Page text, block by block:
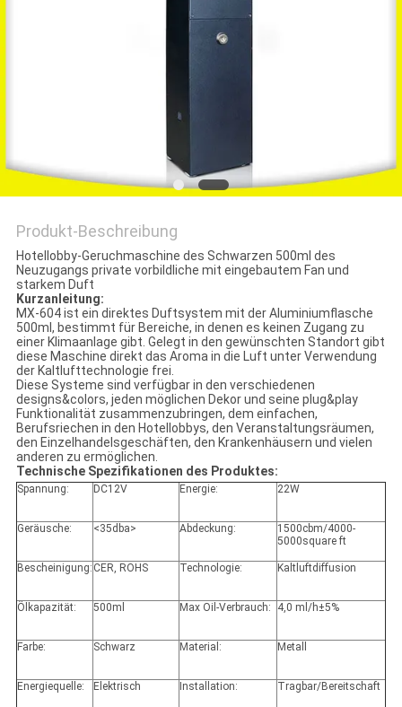
Produkt-Beschreibung
Hotellobby-Geruchmaschine des Schwarzen 500ml des
Neuzugangs private vorbildliche mit eingebautem Fan und
starkem Duft
Kurzanleitung:
MX-604 ist ein direktes Duftsystem mit der Aluminiumflasche
500ml, bestimmt für Bereiche, in denen es keinen Zugang zu
einer Klimaanlage gibt. Gelegt in den gewünschten Standort gibt
diese Maschine direkt das Aroma in die Luft unter Verwendung
der Kaltlufttechnologie frei.
Diese Systeme sind verfügbar in den verschiedenen
designs&colors, jeden möglichen Dekor und seine plug&play
Funktionalität zusammenzubringen, dem einfachen,
Berufsriechen in den Hotellobbys, den Veranstaltungsräumen,
den Einzelhandelsgeschäften, den Krankenhäusern und vielen
anderen zu ermöglichen.
Technische Spezifikationen des Produktes:
Spannung: DC12V Energie: 22W
Geräusche: <35dba> Abdeckung:
1500cbm/4000-
5000square ft
Bescheinigung: CER, ROHS Technologie: Kaltluftdiffusion
Ölkapazität: 500ml Max Oil-Verbrauch: 4,0 ml/h±5%
Farbe: Schwarz Material: Metall
Energiequelle: Elektrisch Installation: Tragbar/Bereitschaft